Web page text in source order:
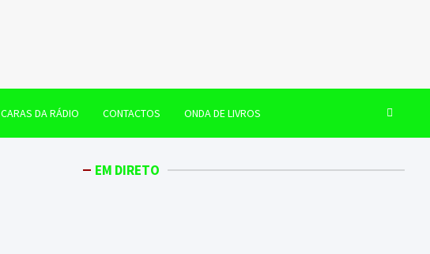
CARAS DA RÁDIO CONTACTOS ONDA DE LIVROS
EM DIRETO